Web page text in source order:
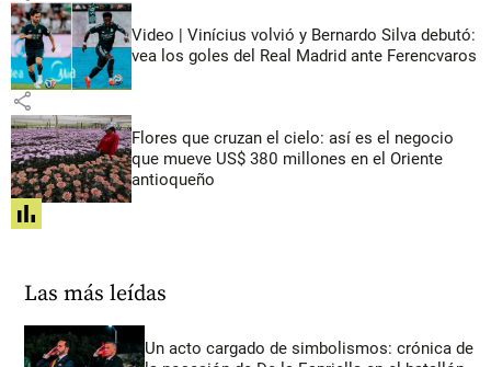
Video | Vinícius volvió y Bernardo Silva debutó:
vea los goles del Real Madrid ante Ferencvaros
share
Flores que cruzan el cielo: así es el negocio
que mueve US$ 380 millones en el Oriente
antioqueño
share
Las más leídas
Un acto cargado de simbolismos: crónica de